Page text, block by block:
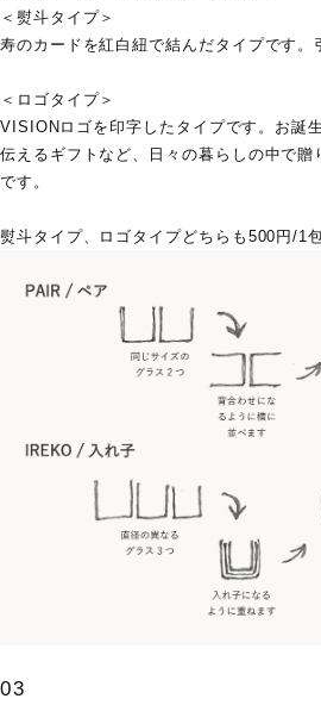
GIFT
ONLINE SHOP
＜熨斗タイプ＞
寿のカードを紅白紐で結んだタイプです。
＜ロゴタイプ＞
VISIONロゴを印字したタイプです。お誕
伝えるギフトなど、日々の暮らしの中で贈
です。
熨斗タイプ、ロゴタイプどちらも500円/1
03